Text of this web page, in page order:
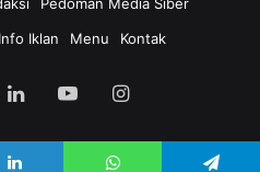
Pedoman Media Siber
Info Iklan Menu Kontak
LinkedInYouTubeInstagram